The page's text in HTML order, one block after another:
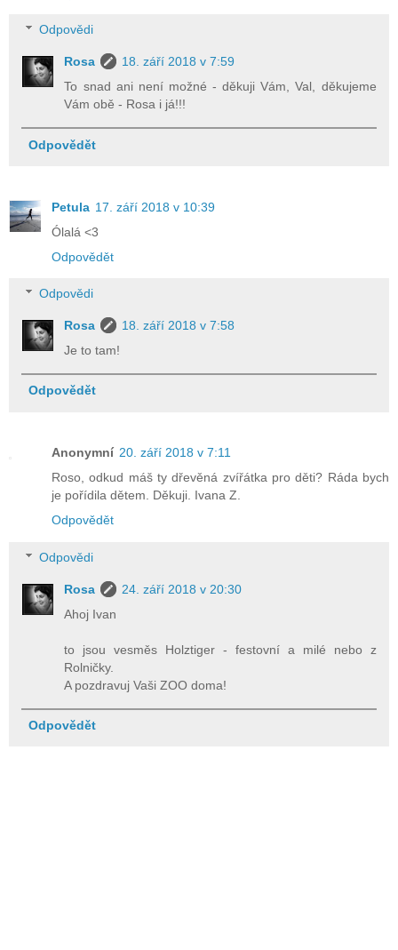
Odpovědi
Rosa
18. září 2018 v 7:59
To snad ani není možné - děkuji Vám, Val, děkujeme
Vám obě - Rosa i já!!!
Odpovědět
Petula 17. září 2018 v 10:39
Ólalá <3
Odpovědět
Odpovědi
Rosa
18. září 2018 v 7:58
Je to tam!
Odpovědět
Anonymní 20. září 2018 v 7:11
Roso, odkud máš ty dřevěná zvířátka pro děti? Ráda bych
je pořídila dětem. Děkuji. Ivana Z.
Odpovědět
Odpovědi
Rosa
24. září 2018 v 20:30
Ahoj Ivan
to jsou vesměs Holztiger - festovní a milé nebo z
Rolničky.
A pozdravuj Vaši ZOO doma!
Odpovědět